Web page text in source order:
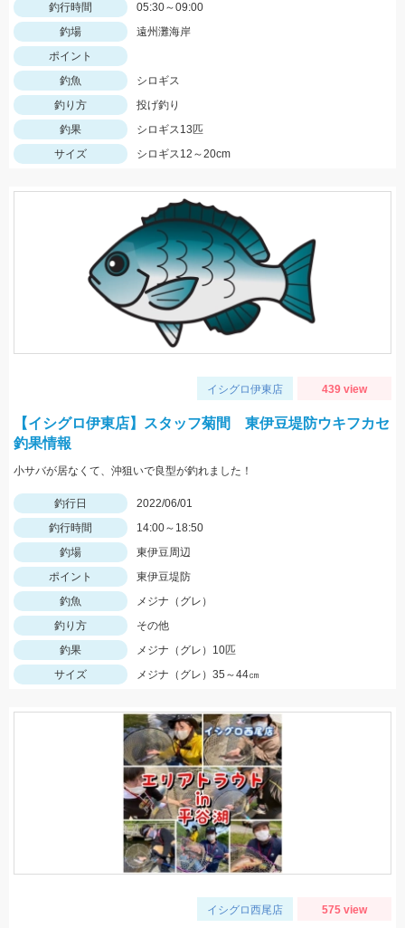
釣行時間
05:30～09:00
釣場
遠州灘海岸
ポイント
釣魚
シロギス
釣り方
投げ釣り
釣果
シロギス13匹
サイズ
シロギス12～20cm
イシグロ伊東店 439 view
【イシグロ伊東店】スタッフ菊間 東伊豆堤防ウキフカセ
釣果情報
小サバが居なくて、沖狙いで良型が釣れました！
釣行日
2022/06/01
釣行時間
14:00～18:50
釣場
東伊豆周辺
ポイント
東伊豆堤防
釣魚
メジナ（グレ）
釣り方
その他
釣果
メジナ（グレ）10匹
サイズ
メジナ（グレ）35～44㎝
イシグロ西尾店 575 view